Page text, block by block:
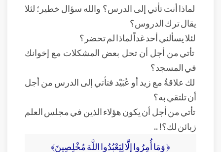
لماذا أنت تأتي إلى الدرس؟ والله سؤال خطير؛ لئلا
يقال ترك الدروس؟
لئلا يسألني أحد غداً لماذا لم تحضر؟
تأتي من أجل أن تحل بعض المشكلات مع إخوانك
في المسجد؟
لك علاقةٌ مع زيد أو عُبَيْد فتأتي إلى الدرس من أجل
أن تلتقي به؟
تأتي من أجل أن يكون هؤلاء الذين في مجلس العلم
زبائن لك؟! ..
﴿ وَمَا أُمِرُوا إِلَّا لِيَعْبُدُوا اللَّهَ مُخْلِصِينَ﴾